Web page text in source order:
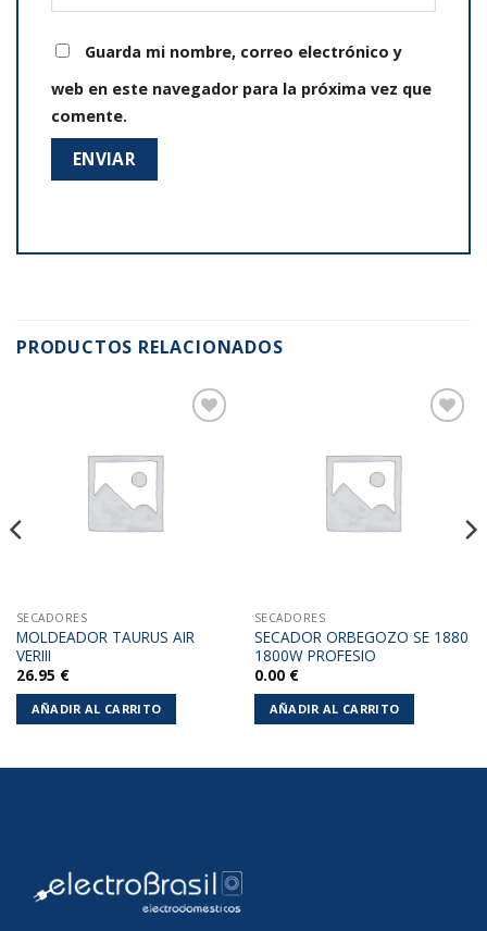
Guarda mi nombre, correo electrónico y
web en este navegador para la próxima vez que
comente.
PRODUCTOS RELACIONADOS
SECADORES
MOLDEADOR TAURUS AIR
VERIII
26.95 €
AÑADIR AL CARRITO
SECADORES
SECADOR ORBEGOZO SE 1880
1800W PROFESIO
0.00 €
AÑADIR AL CARRITO